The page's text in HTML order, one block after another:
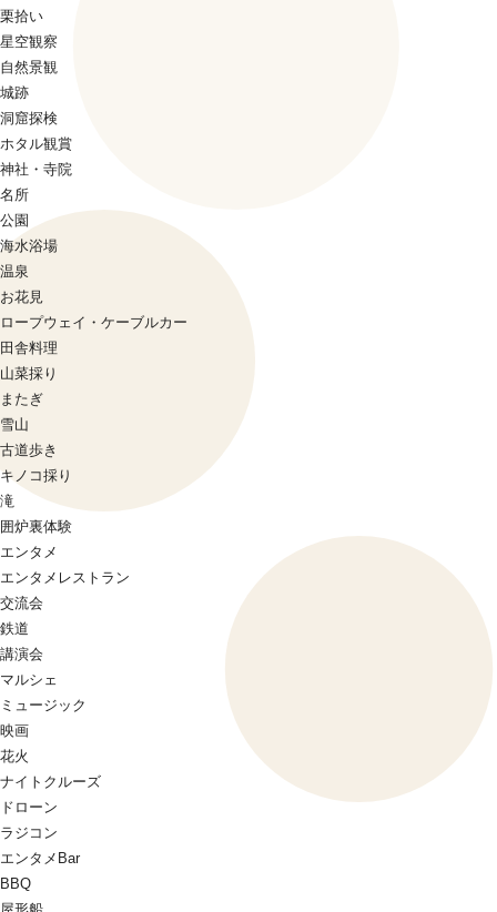
栗拾い
星空観察
自然景観
城跡
洞窟探検
ホタル観賞
神社・寺院
名所
公園
海水浴場
温泉
お花見
ロープウェイ・ケーブルカー
田舎料理
山菜採り
またぎ
雪山
古道歩き
キノコ採り
滝
囲炉裏体験
エンタメ
エンタメレストラン
交流会
鉄道
講演会
マルシェ
ミュージック
映画
花火
ナイトクルーズ
ドローン
ラジコン
エンタメBar
BBQ